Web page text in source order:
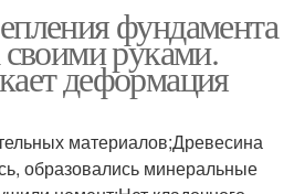
фундамента
своими руками.
деформация
материалов;Древесина
образовались минеральные